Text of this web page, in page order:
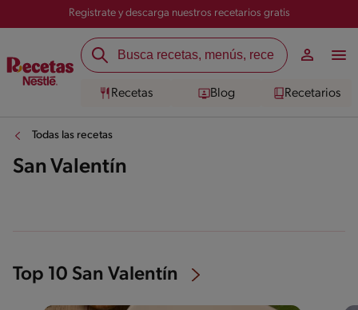
Registrate y descarga nuestros recetarios gratis
Recetas Blog Recetarios
Todas las recetas
San Valentín
Top 10 San Valentín